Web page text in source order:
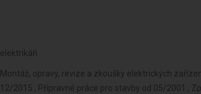
elektrikáři
Montáž, opravy, revize a zkoušky elektrických
12/2015 , Přípravné práce pro stavby od 05/2001 ,